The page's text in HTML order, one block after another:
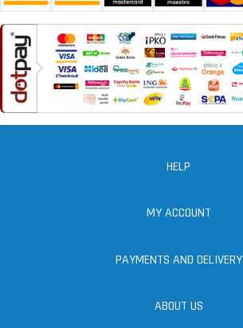
HELP
MY ACCOUNT
PAYMENTS AND DELIVERY
ABOUT US